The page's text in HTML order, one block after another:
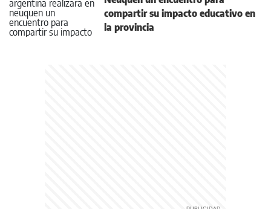
compartir su impacto educativo en
la provincia